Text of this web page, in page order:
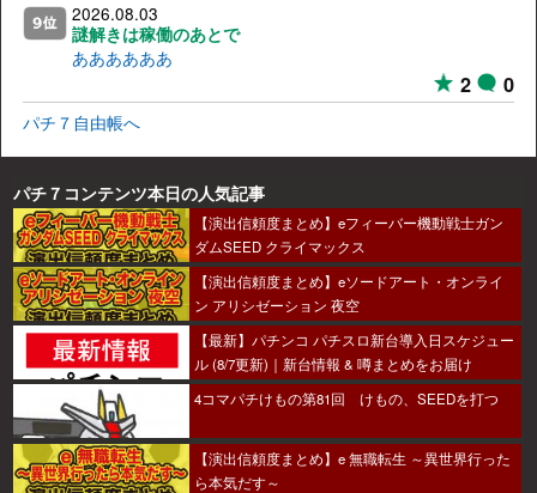
2026.08.03
謎解きは稼働のあとで
ああああああ
2 0
パチ７自由帳へ
パチ７コンテンツ本日の人気記事
【演出信頼度まとめ】eフィーバー機動戦士ガン
ダムSEED クライマックス
【演出信頼度まとめ】eソードアート・オンライ
ン アリシゼーション 夜空
【最新】パチンコ パチスロ新台導入日スケジュー
ル (8/7更新)｜新台情報 & 噂まとめをお届け
4コマパチけもの第81回 けもの、SEEDを打つ
【演出信頼度まとめ】e 無職転生 ～異世界行った
ら本気だす～